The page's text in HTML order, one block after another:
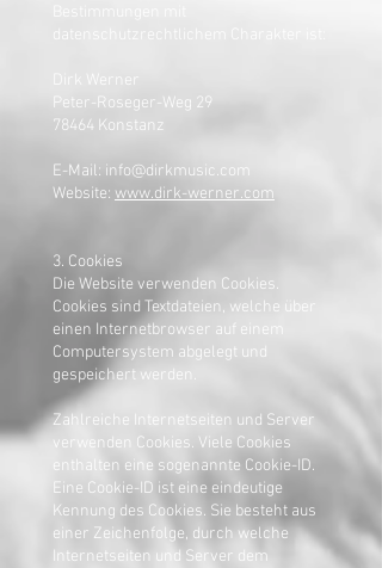
datenschutzrechtlichem Charakter ist:
Dirk Werner
Peter-Roseger-Weg 29
78464 Konstanz
E-Mail: info@dirkmusic.com
Website: www.dirk-werner.com
3. Cookies
Die Website verwenden Cookies.
Cookies sind Textdateien, welche über
einen Internetbrowser auf einem
Computersystem abgelegt und
gespeichert werden.
Zahlreiche Internetseiten und Server
verwenden Cookies. Viele Cookies
enthalten eine sogenannte Cookie-ID.
Eine Cookie-ID ist eine eindeutige
Kennung des Cookies. Sie besteht aus
einer Zeichenfolge, durch welche
Internetseiten und Server dem